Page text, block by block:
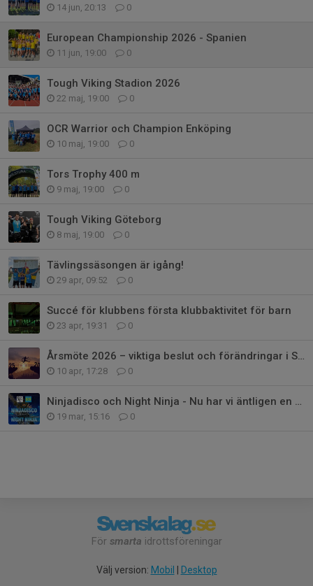
14 jun, 20:13 0
European Championship 2026 - Spanien
11 jun, 19:00 0
Tough Viking Stadion 2026
22 maj, 19:00 0
OCR Warrior och Champion Enköping
10 maj, 19:00 0
Tors Trophy 400 m
9 maj, 19:00 0
Tough Viking Göteborg
8 maj, 19:00 0
Tävlingssäsongen är igång!
29 apr, 09:52 0
Succé för klubbens första klubbaktivitet för barn
23 apr, 19:31 0
Årsmöte 2026 – viktiga beslut och förändringar i Sports Club OCR
10 apr, 17:28 0
Ninjadisco och Night Ninja - Nu har vi äntligen en klubbaktivitet för barn!
19 mar, 15:16 0
För smarta idrottsföreningar
Välj version: Mobil Desktop